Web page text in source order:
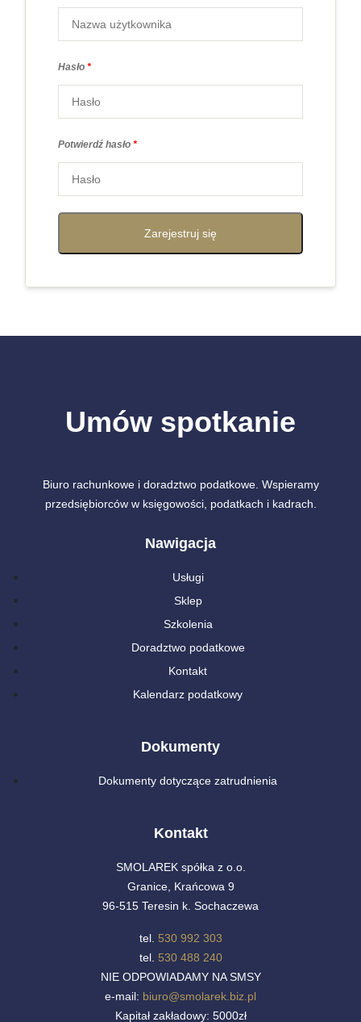
Hasło *
Potwierdź hasło *
Zarejestruj się
Umów spotkanie
Biuro rachunkowe i doradztwo podatkowe. Wspieramy
przedsiębiorców w księgowości, podatkach i kadrach.
Nawigacja
Usługi
Sklep
Szkolenia
Doradztwo podatkowe
Kontakt
Kalendarz podatkowy
Dokumenty
Dokumenty dotyczące zatrudnienia
Kontakt
SMOLAREK spółka z o.o.
Granice, Krańcowa 9
96-515 Teresin k. Sochaczewa
tel. 530 992 303
tel. 530 488 240
NIE ODPOWIADAMY NA SMSY
e-mail: biuro@smolarek.biz.pl
Kapitał zakładowy: 5000zł